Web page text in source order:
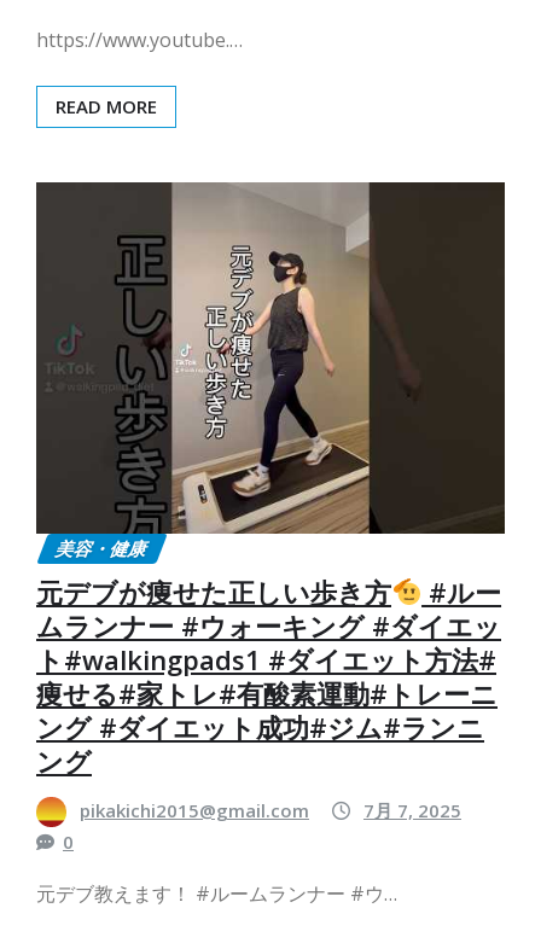
https://www.youtube.…
READ MORE
美容・健康
元デブが痩せた正しい歩き方
#ルー
ムランナー #ウォーキング #ダイエッ
ト#walkingpads1 #ダイエット方法#
痩せる#家トレ#有酸素運動#トレーニ
ング #ダイエット成功#ジム#ランニ
ング
pikakichi2015@gmail.com
7月 7, 2025
0
元デブ教えます！ #ルームランナー #ウ…